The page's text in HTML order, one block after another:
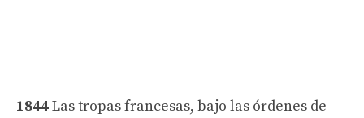
1844Las tropas francesas, bajo las órdenes de